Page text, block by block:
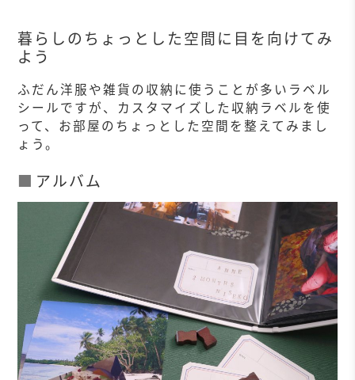
暮らしのちょっとした空間に目を向けてみ
よう
ふだん洋服や雑貨の収納に使うことが多いラベル
シールですが、カスタマイズした収納ラベルを使
って、お部屋のちょっとした空間を整えてみまし
ょう。
アルバム